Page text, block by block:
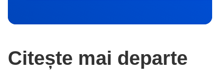
Citește mai departe